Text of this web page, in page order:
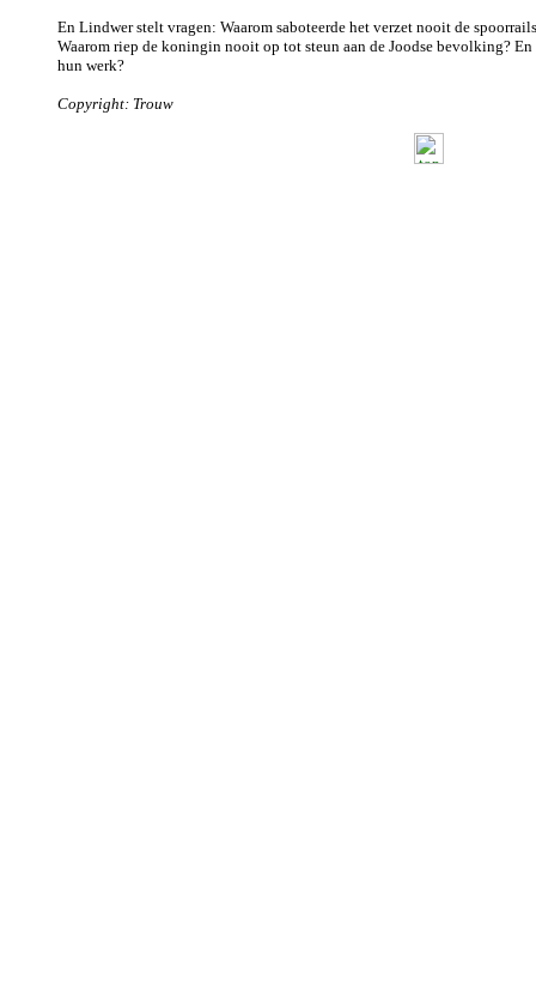
En Lindwer stelt vragen: Waarom saboteerde het verzet nooit de
Waarom riep de koningin nooit op tot steun aan de Joodse bevolking?
hun werk?
Copyright: Trouw